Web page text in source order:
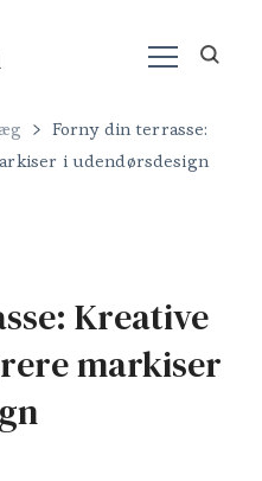
Forny din terrasse:
i udendørsdesign
Kreative
markiser